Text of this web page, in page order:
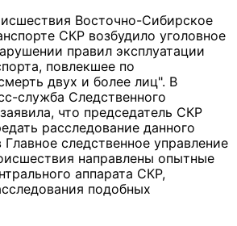
Восточно-Сибирское
СКР возбудило уголовное
правил эксплуатации
повлекшее по
двух и более лиц". В
служба Следственного
что председатель СКР
расследование данного
Главное следственное управление
направлены опытные
аппарата СКР,
подобных